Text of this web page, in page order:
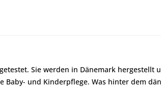
Sie werden in Dänemark
und Kinderpflege. Was hinter dem